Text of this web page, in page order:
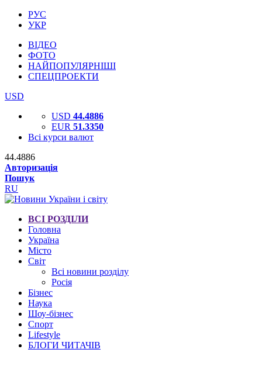
РУС
УКР
ВІДЕО
ФОТО
НАЙПОПУЛЯРНІШІ
СПЕЦПРОЕКТИ
USD
USD 44.4886
EUR 51.3350
Всі курси валют
44.4886
Авторизація
Пошук
RU
ВСІ РОЗДІЛИ
Головна
Україна
Місто
Світ
Всі новини розділу
Росія
Бізнес
Наука
Шоу-бізнес
Спорт
Lifestyle
БЛОГИ ЧИТАЧІВ